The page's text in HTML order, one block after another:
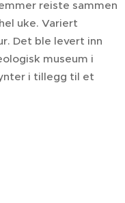
reiste sammen
uke. Variert
Det ble levert inn
museum i
i tillegg til et